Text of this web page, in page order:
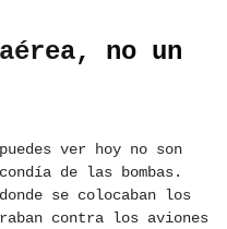
no un
ver hoy no son
de las bombas.
se colocaban los
contra los aviones